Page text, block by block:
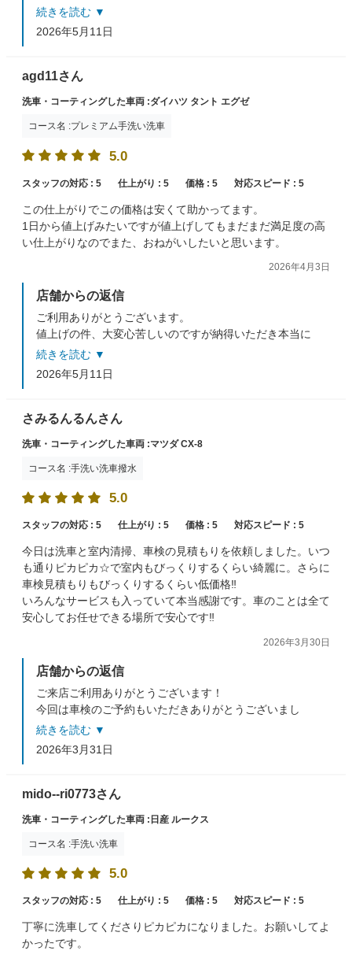
当店では洗車だけではなくコーティングにも自信があり
ます！
お手軽なものからご用意がございますので、ぜひお試し
またのご来店、スタッフ一同心よりお待ちしております
続きを読む ▼
2026年5月11日
agd11さん
洗車・コーティングした車両 :ダイハツ タント エグゼ
コース名 :プレミアム手洗い洗車
5.0
スタッフの対応 : 5 仕上がり : 5 価格 : 5 対応スピード : 5
この仕上がりでこの価格は安くて助かってます。
1日から値上げみたいですが値上げしてもまだまだ満足度の高
い仕上がりなのでまた、おねがいしたいと思います。
2026年4月3日
店舗からの返信
ご利用ありがとうございます。
値上げの件、大変心苦しいのですが納得いただき本当に
ありがとうございます！今後ともよろしくお願いいたし
ます。
またのご来店スタッフ一同心よりお待ちしております。
続きを読む ▼
2026年5月11日
さみるんるんさん
洗車・コーティングした車両 :マツダ CX-8
コース名 :手洗い洗車撥水
5.0
スタッフの対応 : 5 仕上がり : 5 価格 : 5 対応スピード : 5
今日は洗車と室内清掃、車検の見積もりを依頼しました。いつ
も通りピカピカ☆で室内もびっくりするくらい綺麗に。さらに
車検見積もりもびっくりするくらい低価格‼️
いろんなサービスも入っていて本当感謝です。車のことは全て
安心してお任せできる場所で安心です‼️
2026年3月30日
店舗からの返信
ご来店ご利用ありがとうございます！
今回は車検のご予約もいただきありがとうございまし
た。
ご信頼いただき本当に励みになります。これからもなん
でもご相談くださいませ！
す。
続きを読む ▼
2026年3月31日
mido--ri0773さん
洗車・コーティングした車両 :日産 ルークス
コース名 :手洗い洗車
5.0
スタッフの対応 : 5 仕上がり : 5 価格 : 5 対応スピード : 5
丁寧に洗車してくださりピカピカになりました。お願いしてよ
かったです。